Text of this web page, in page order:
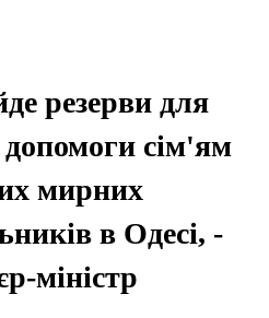
резерви для
допомоги сім'ям
мирних
в Одесі, -
міністр